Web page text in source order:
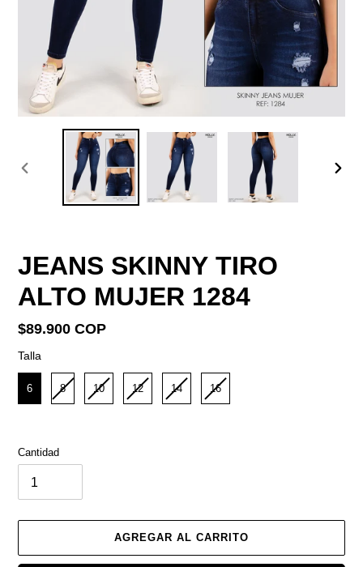
ANTERIOR
DIAPOSITIVA
JEANS SKINNY TIRO
ALTO MUJER 1284
Precio
habitual
$89.900 COP
Talla
Talla
6
8 10 12 14 16
Cantidad
AGREGAR AL CARRITO